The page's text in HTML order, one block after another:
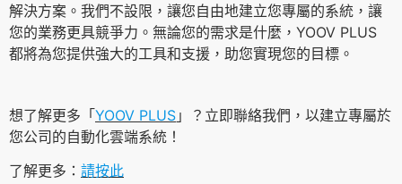
解決方案。我們不設限，讓您自由地建立您專屬的系統，讓
您的業務更具競爭力。無論您的需求是什麼，YOOV PLUS
都將為您提供強大的工具和支援，助您實現您的目標。
想了解更多「YOOV PLUS 」？立即聯絡我們，以建立專屬於
您公司的自動化雲端系統！
了解更多： 請按此